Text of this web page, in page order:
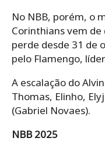
No NBB, porém, o
Corinthians vem
perde desde 31 de
pelo Flamengo,
A escalação do
Thomas, Elinho,
(Gabriel Novaes).
NBB 2025